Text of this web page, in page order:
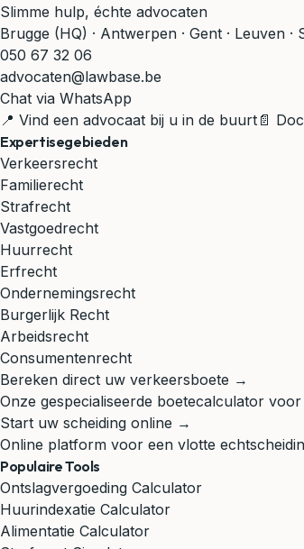
Slimme hulp, échte advocaten
Brugge (HQ) · Antwerpen · Gent · Leuven ·
050 67 32 06
advocaten@lawbase.be
Chat via WhatsApp
📍 Vind een advocaat bij u in de buurt 📄
Expertisegebieden
Verkeersrecht
Familierecht
Strafrecht
Vastgoedrecht
Huurrecht
Erfrecht
Ondernemingsrecht
Burgerlijk Recht
Arbeidsrecht
Consumentenrecht
Bereken direct uw verkeersboete →
Onze gespecialiseerde boetecalculator
Start uw scheiding online →
Online platform voor een vlotte
Populaire Tools
Ontslagvergoeding Calculator
Huurindexatie Calculator
Alimentatie Calculator